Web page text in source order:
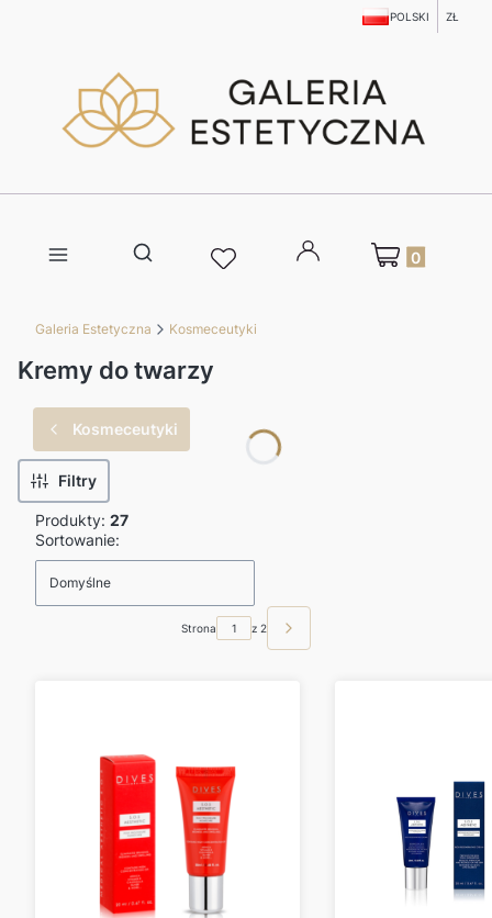
POLSKI ZŁ
Otwórz wyszukiwarkę
Produkty w
Galeria Estetyczna Kosmeceutyki
Kremy do twarzy
Kosmeceutyki
Filtry
Produkty: 27
Lista produktów
Sortowanie:
Domyślne
Strona z 2 Następne produkty